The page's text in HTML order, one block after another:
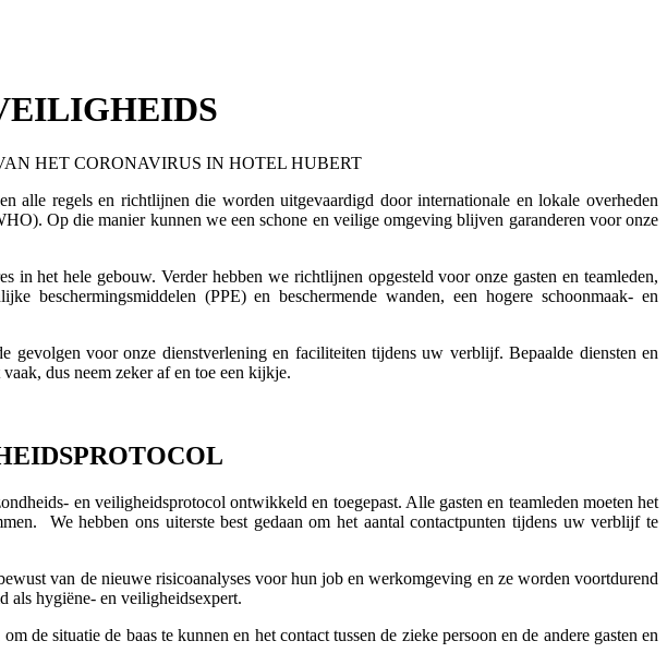
HET CORONAVIRUS IN HOTEL HUBERT
regels en richtlijnen die worden uitgevaardigd door internationale en lokale overheden
Op die manier kunnen we een schone en veilige omgeving blijven garanderen voor onze
in het hele gebouw. Verder hebben we richtlijnen opgesteld voor onze gasten en teamleden,
beschermingsmiddelen (PPE) en beschermende wanden, een hogere schoonmaak- en
voor onze dienstverlening en faciliteiten tijdens uw verblijf. Bepaalde diensten en
dus neem zeker af en toe een kijkje.
en veiligheidsprotocol ontwikkeld en toegepast. Alle gasten en teamleden moeten het
We hebben ons uiterste best gedaan om het aantal contactpunten tijdens uw verblijf te
van de nieuwe risicoanalyses voor hun job en werkomgeving en ze worden voortdurend
als hygiëne- en veiligheidsexpert.
situatie de baas te kunnen en het contact tussen de zieke persoon en de andere gasten en